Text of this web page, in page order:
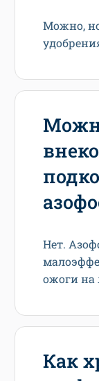
Можно,
Нет.
ожоги на
Как